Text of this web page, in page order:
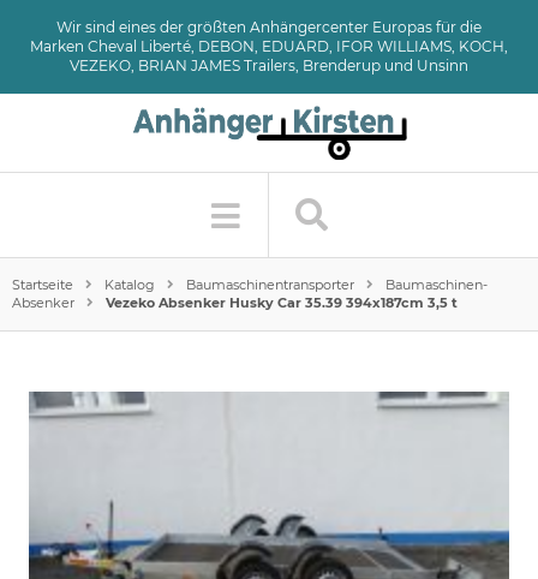
Wir sind eines der größten Anhängercenter Europas für die
Marken Cheval Liberté, DEBON, EDUARD, IFOR WILLIAMS, KOCH,
VEZEKO, BRIAN JAMES Trailers, Brenderup und Unsinn
Startseite Katalog Baumaschinentransporter
Baumaschinen-
Absenker
Vezeko Absenker Husky Car 35.39 394x187cm 3,5 t